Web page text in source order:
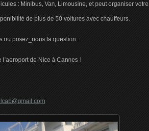
: Minibus, Van, Limousine, et peut organiser votre
de plus de 50 voitures avec chauffeurs.
ou posez_nous la question :
de Nice à Cannes !